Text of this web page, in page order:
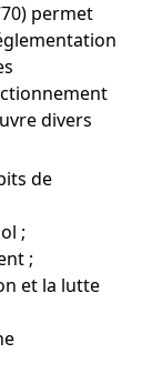
permet
divers
de
;
;
et la lutte